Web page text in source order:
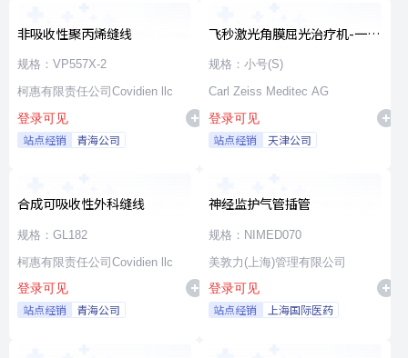
非吸收性聚丙烯缝线
规格：VP557X-2
柯惠有限责任公司Covidien llc
登录可见
站点经销 青海公司
飞秒激光角膜屈光治疗机-一次
性使用无菌治疗包
规格：小号(S)
Carl Zeiss Meditec AG
登录可见
站点经销 天津公司
合成可吸收性外科缝线
规格：GL182
柯惠有限责任公司Covidien llc
登录可见
站点经销 青海公司
神经监护气管插管
规格：NIMED070
美敦力(上海)管理有限公司
登录可见
站点经销 上海国际医药